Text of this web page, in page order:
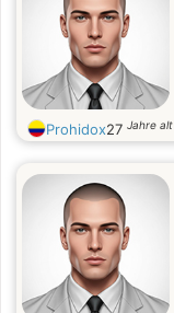
Prohidox27 Jahre alt